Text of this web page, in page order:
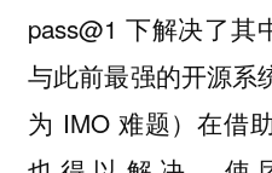
pass@1 下解决了其
与此前最强的开源系
为 IMO 难题）在借